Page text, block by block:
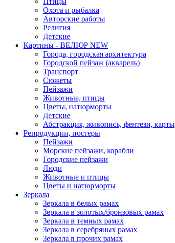
Охота и рыбалка
Авторские работы
Религия
Детские
Картины - ВЕЛЮР NEW
Города, городская архитектура
Городской пейзаж (акварель)
Транспорт
Сюжеты
Пейзажи
Животные, птицы
Цветы, натюрморты
Детские
Абстракция, живопись, фентези, карты
Репродукции, постеры
Пейзажи
Морские пейзажи, корабли
Городские пейзажи
Люди
Животные и птицы
Цветы и натюрморты
Зеркала
Зеркала в белых рамах
Зеркала в золотых/бронзовых рамах
Зеркала в темных рамах
Зеркала в серебряных рамах
Зеркала в прочих рамах